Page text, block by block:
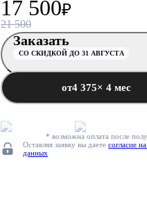
17 500₽
21 500
Заказать
СО СКИДКОЙ ДО 31 АВГУСТА
от4 375× 4 мес
* возможна оплата после
Оставляя заявку вы даете согласие
данных